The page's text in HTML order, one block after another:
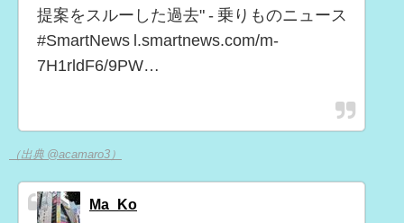
提案をスルーした過去" - 乗りものニュース
#SmartNews l.smartnews.com/m-
7H1rldF6/9PW…
（出典 @acamaro3）
Ma_Ko